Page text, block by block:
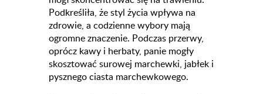
Podkreśliła, że styl życia wpływa na
zdrowie, a codzienne wybory mają
ogromne znaczenie. Podczas przerwy,
oprócz kawy i herbaty, panie mogły
skosztować surowej marchewki, jabłek i
pysznego ciasta marchewkowego.